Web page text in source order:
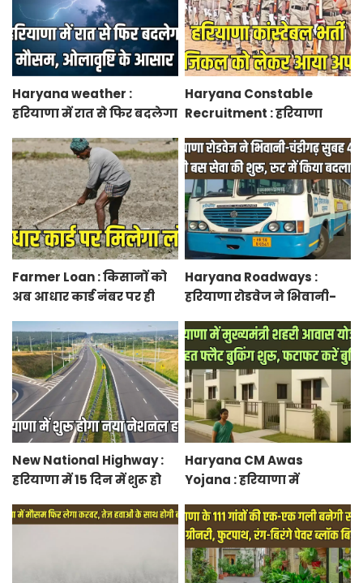
Haryana weather :
हरियाणा में रात से फिर बदलेगा
Haryana Constable
Recruitment : हरियाणा
लेकर आया अपडेट, हर पद के
लिए 55 युवाओं ने किया
आवेदन
Farmer Loan : किसानों को
अब आधार कार्ड नंबर पर ही
से एमओयू करेगी सरकार
Haryana Roadways :
हरियाणा रोडवेज ने भिवानी-
रुट में किया बदलाव
New National Highway :
हरियाणा में 15 दिन में शुरू हो
केएमपी से होगी सीधी
Haryana CM Awas
Yojana : हरियाणा में
के तहत फ्लैट बुकिंग शुरू,
फटाफट करें बुकिंग